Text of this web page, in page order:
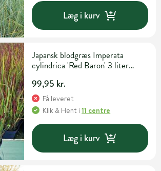
Læg i kurv
Japansk blodgræs Imperata
cylindrica 'Red Baron' 3 liter
99,95 kr.
Få leveret
Klik & Hent i11 centre
Læg i kurv